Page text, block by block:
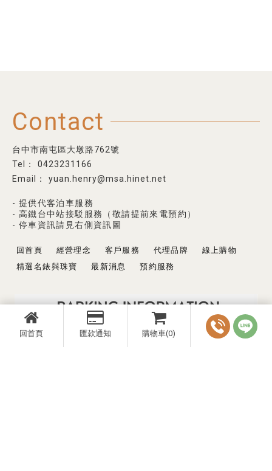
回首頁 匯款通知 購物車(0)
Contact
台中市南屯區大墩路762號
0423231166
yuan.henry@msa.hinet.net
- 提供代客泊車服務
- 高鐵台中站接駁服務（敬請提前來電預約）
- 停車資訊請見右側資訊圖
回首頁 經營理念 客戶服務 代理品牌
線上購物
精選名錶與珠寶
最新消息 預約服務